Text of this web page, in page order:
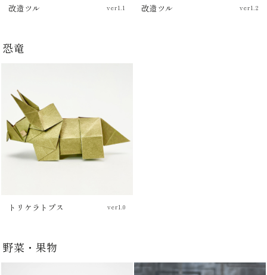
改造ツル
ver1.1
改造ツル ver1.2
恐竜
トリケラトプス ver1.0
野菜・果物